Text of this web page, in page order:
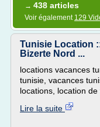
→ 438 articles
Voir également 129
Tunisie Location
Bizerte Nord ...
locations vacances
tunisie, vacances
locations, location de
Lire la suite